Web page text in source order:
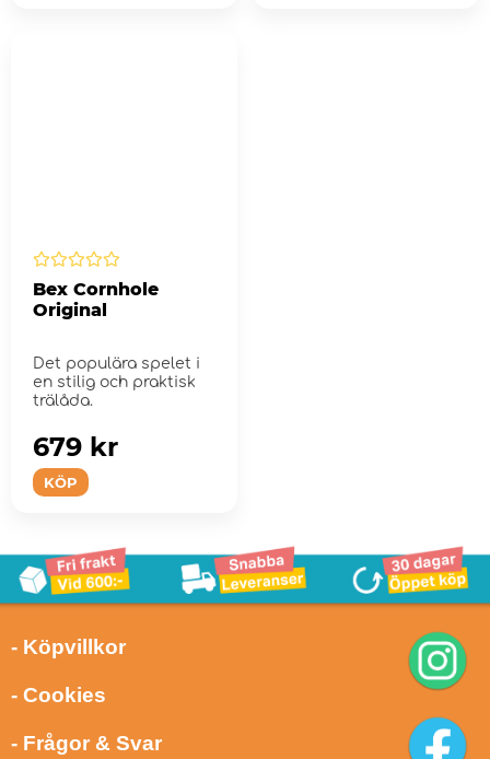
Bex Cornhole
Original
Det populära spelet i
en stilig och praktisk
trälåda.
KÖP
679 kr
- Köpvillkor
- Cookies
- Frågor & Svar